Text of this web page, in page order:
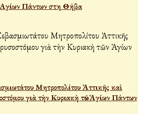
Πάντων στη Θήβα
Μητροπολίτου Ἀττικῆς καὶ
γιὰ τὴν Κυριακὴ τῶν Ἁγίων Πάντων